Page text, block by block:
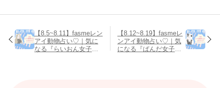
【8.5~8.11】fasmeレン
アイ動物占い♡｜気に
なる『らいおん女子』
【8.12~8.19】fasmeレ
ンアイ動物占い♡｜気
になる『ぱんだ女子』